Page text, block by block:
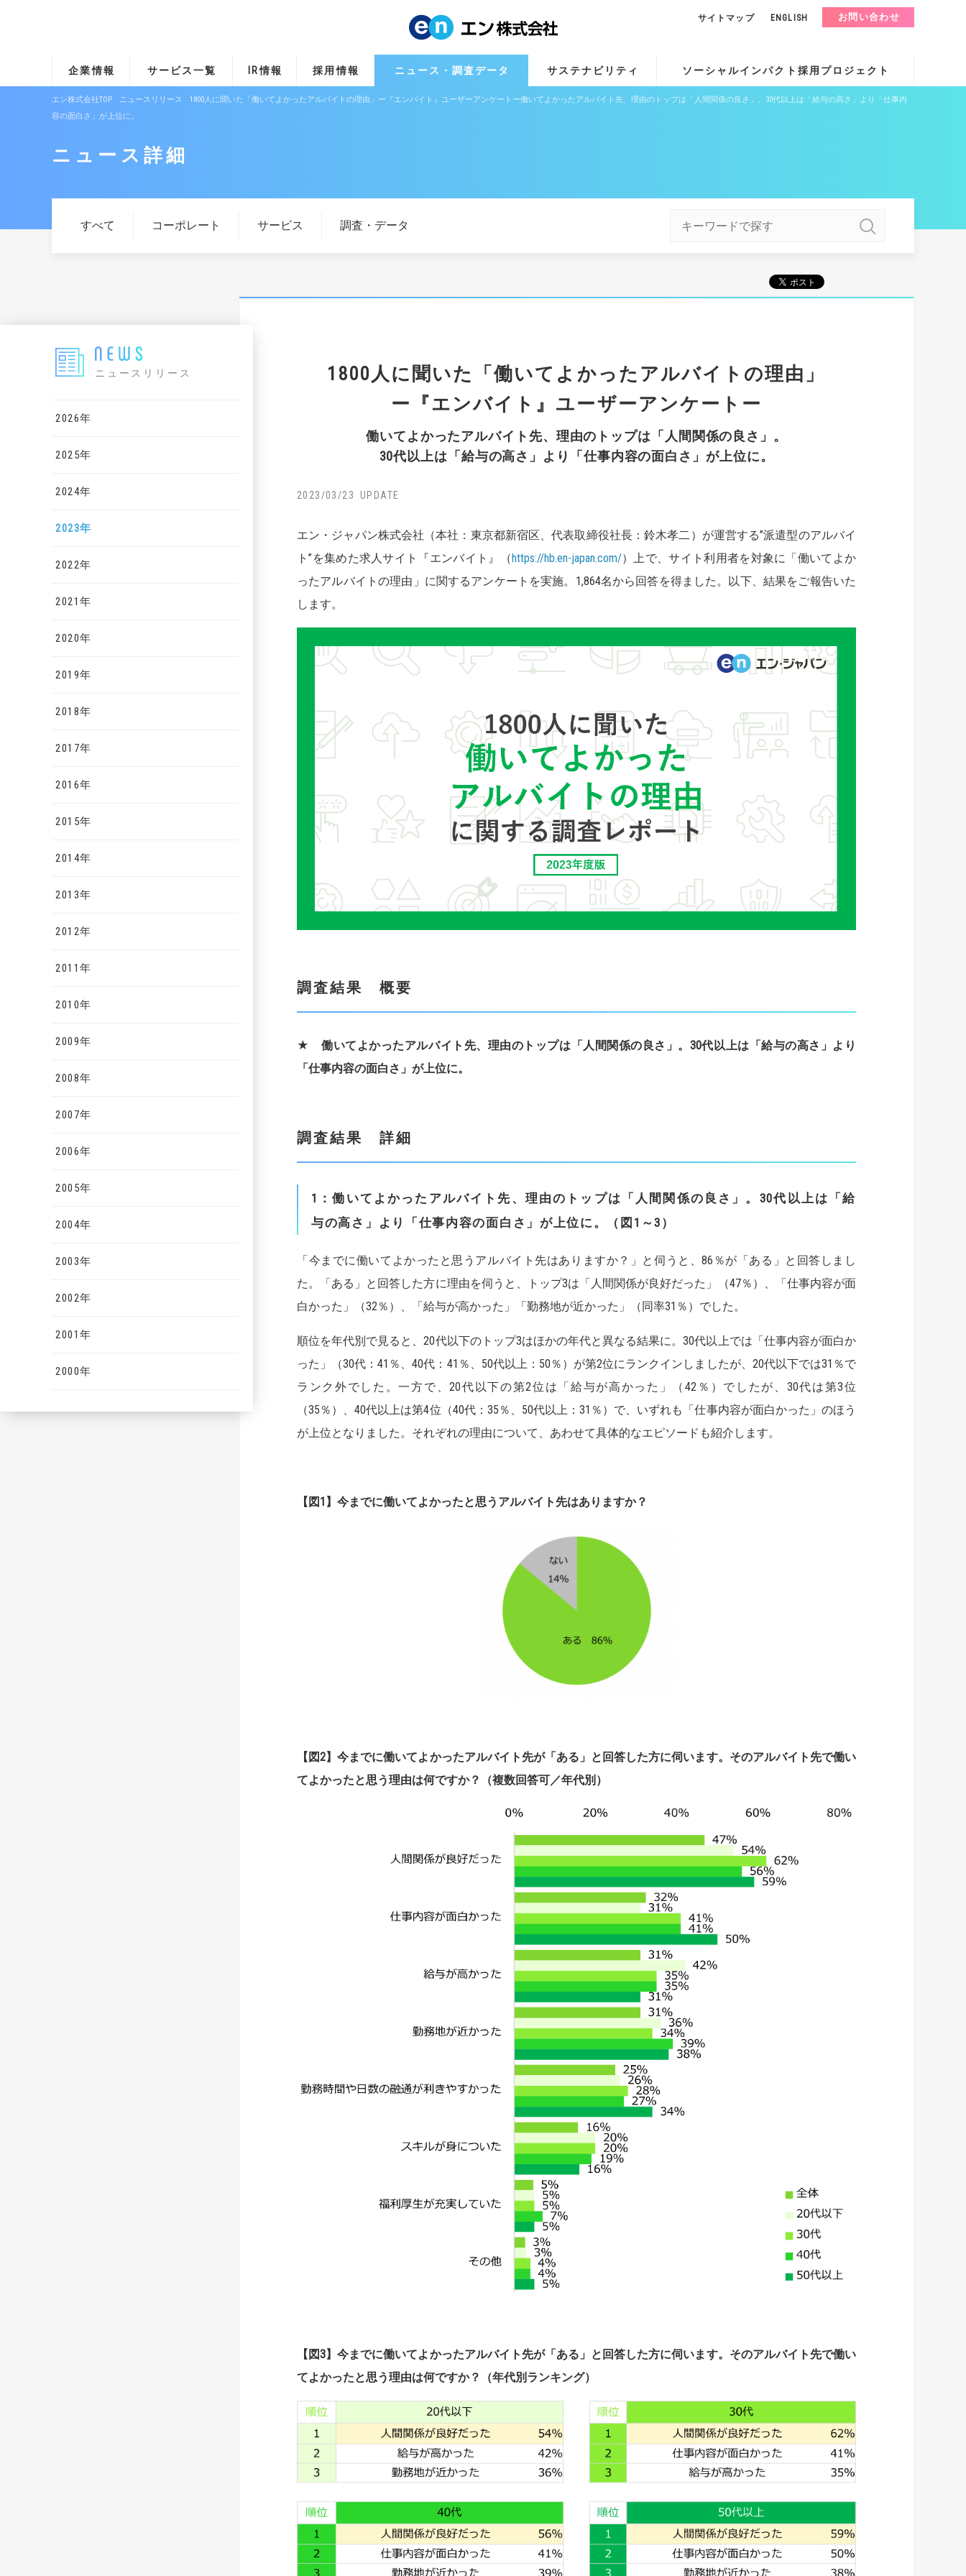
企業情報 サービス一覧 IR情報 採用情報 ニュース・調査データ サステナビリティ ソーシャルインパクト採用プロジェクト
サイトマップ ENGLISH お問い合わせ
エン株式会社TOP ニュースリリース
1800人に聞いた「働いてよかったアルバイトの理由」ー『エンバイト』ユーザーアンケートー働いてよかったアルバイト先、理由のトップは「人間関係の良さ」。30代以上は「給与の高さ」より「仕事内
容の面白さ」が上位に。
ニュース詳細
すべて コーポレート サービス 調査・データ
ニュースリリース
2026年
2025年
2024年
2023年
2022年
2021年
2020年
2019年
2018年
2017年
2016年
2015年
2014年
2013年
2012年
2011年
2010年
2009年
2008年
2007年
2006年
2005年
2004年
2003年
2002年
2001年
2000年
1800人に聞いた「働いてよかったアルバイトの理由」
ー『エンバイト』ユーザーアンケートー
働いてよかったアルバイト先、理由のトップは「人間関係の良さ」。
30代以上は「給与の高さ」より「仕事内容の面白さ」が上位に。
2023/03/23
エン・ジャパン株式会社（本社：東京都新宿区、代表取締役社長：鈴木孝二）が運営する”派遣型のアルバイ
ト”を集めた求人サイト『エンバイト』（https://hb.en-japan.com/）上で、サイト利用者を対象に「働いてよか
ったアルバイトの理由」に関するアンケートを実施。1,864名から回答を得ました。以下、結果をご報告いた
します。
調査結果 概要
★ 働いてよかったアルバイト先、理由のトップは「人間関係の良さ」。 30代以上は「給与の高さ」より
「仕事内容の面白さ」が上位に。
調査結果 詳細
1 ：働いてよかったアルバイト先、理由のトップは「人間関係の良さ」。 30代以上は「給
与の高さ」より「仕事内容の面白さ」が上位に。（図1～3）
「今までに働いてよかったと思うアルバイト先はありますか？」と伺うと、86％が「ある」と回答しまし
た。「ある」と回答した方に理由を伺うと、トップ3は「人間関係が良好だった」（47％）、「仕事内容が面
白かった」（32％）、「給与が高かった」「勤務地が近かった」（同率31％）でした。
順位を年代別で見ると、20代以下のトップ3はほかの年代と異なる結果に。30代以上では「仕事内容が面白か
った」（30代：41％、40代：41％、50代以上：50％）が第2位にランクインしましたが、20代以下では31％で
ランク外でした。一方で、20代以下の第2位は「給与が高かった」（42％）でしたが、30代は第3位
（35％）、40代以上は第4位（40代：35％、50代以上：31％）で、いずれも「仕事内容が面白かった」のほう
が上位となりました。それぞれの理由について、あわせて具体的なエピソードも紹介します。
【 図1】今までに働いてよかったと思うアルバイト先はありますか？
【 図2】今までに働いてよかったアルバイト先が「ある」と回答した方に伺います。 そのアルバイト先で働い
てよかったと思う理由は何ですか？（複数回答可／年代別）
【 図3】今までに働いてよかったアルバイト先が「ある」と回答した方に伺います。 そのアルバイト先で働い
てよかったと思う理由は何ですか？（年代別ランキング）